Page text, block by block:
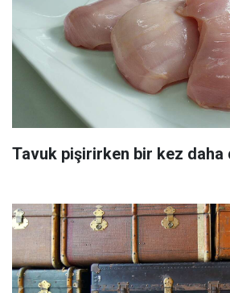
Tavuk pişirirken bir kez daha